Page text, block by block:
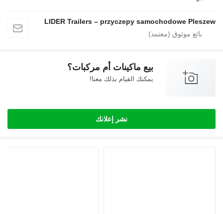
LIDER Trailers – przyczepy samochodowe
بيع ماكينات أم مركبات؟
يمكنك القيام بذلك معنا!
نشر إعلانك